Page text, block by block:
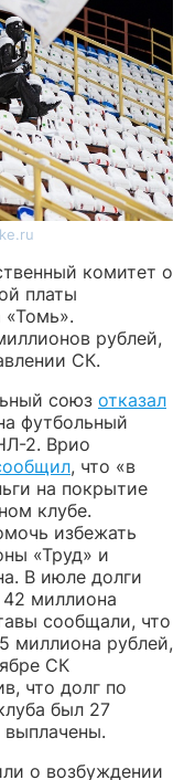
комитет о
платы
«Томь».
рублей,
СК.
союз отказал
футбольный
2. Врио
, что «в
на покрытие
клубе.
избежать
«Труд» и
В июле долги
42 миллиона
сообщали, что
миллиона рублей,
СК
что долг по
был 27
о возбуждении